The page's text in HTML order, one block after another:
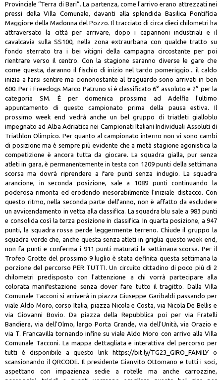
Provinciale “Terra di Bari”. La partenza, come l'arrivo erano attrezzati nei
pressi della Villa Comunale, davanti alla splendida Basilica Pontificia
Maggiore della Madonna del Pozzo. Il tracciato di circa dieci chilometri ha
attraversato la città per arrivare, dopo i capannoni industriali e il
cavalcavia sulla SS100, nella zona extraurbana con qualche tratto su
fondo sterrato tra i bei vitigni della campagna circostante per poi
rientrare verso il centro. Con la stagione saranno diverse le gare che
come questa, daranno il fischio di inizio nel tardo pomeriggio... il caldo
inizia a farsi sentire ma ciononostante al traguardo sono arrivati in ben
600. Per i Freedogs Marco Patruno si è classificato 6° assoluto e 2° per la
categoria SM. È per domenica prossima ad Adelfia l'ultimo
appuntamento di questo campionato prima della pausa estiva. Il
prossimo week end vedrà anche un bel gruppo di triatleti gialloblu
impegnato ad Alba Adriatica nei Campionati Italiani Individuali Assoluti di
Triathlon Olimpico. Per quanto al campionato interno non vi sono cambi
di posizione ma è sempre più evidente che a metà stagione agonistica la
competizione è ancora tutta da giocare. La squadra gialla, pur senza
atleti in gara, è permanentemente in testa con 1209 punti della settimana
scorsa ma dovrà riprendere a fare punti senza indugio. La squadra
arancione, in seconda posizione, sale a 1089 punti continuando la
poderosa rimonta ed erodendo inesorabilmente l'iniziale distacco. Con
questo ritmo, nella seconda parte dell'anno, non è affatto da escludere
un avvicendamento in vetta alla classifica. La squadra blu sale a 983 punti
e consolida così la terza posizione in classifica. In quarta posizione, a 947
punti, la squadra rossa perde leggermente terreno. Chiude il gruppo la
squadra verde che, anche questa senza atleti in griglia questo week end,
non fa punti e conferma i 911 punti maturati la settimana scorsa. Per il
Trofeo Grotte del prossimo 9 luglio è stata definita questa settimana la
porzione del percorso PER TUTTI. Un circuito cittadino di poco più di 2
chilometri predisposto con l'attenzione a chi vorrà partecipare alla
colorata manifestazione senza dover fare tutto il tragitto. Dalla Villa
Comunale Tacconi si arriverà in piazza Giuseppe Garibaldi passando per
viale Aldo Moro, corso Italia, piazza Nicola e Costa, via Nicola De Bellis e
via Giovanni Bovio. Da piazza della Repubblica poi per via Fratelli
Bandiera, via dell'Olmo, largo Porta Grande, via dell'Unità, via Orazio e
via T. Francavilla tornando infine su viale Aldo Moro con arrivo alla Villa
Comunale Tacconi. La mappa dettagliata e interattiva del percorso per
tutti è disponibile a questo link
https://bit.ly/TG23_GIRO_FAMILY o
scansionando il QRCODE. Il presidente Gianvito Ottomano e tutti i soci,
aspettano con impazienza sedie a rotelle ma anche carrozzine,